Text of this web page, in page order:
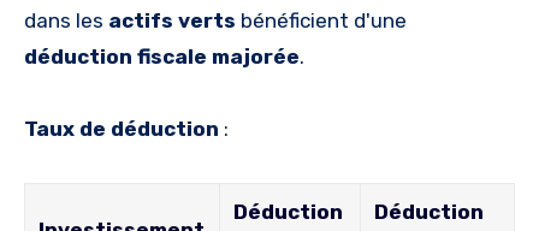
dans les actifs verts bénéficient d'une
déduction fiscale majorée.
Taux de déduction :
Déduction
Déduction